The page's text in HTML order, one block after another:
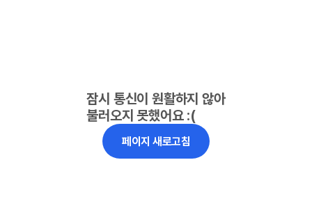
잠시 통신이 원활하지 않아
불러오지 못했어요 :(
페이지 새로고침